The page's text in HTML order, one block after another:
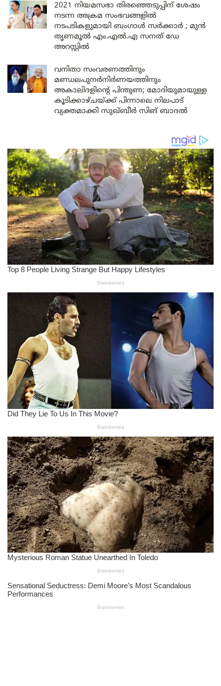
2021 നിയമസഭാ തിരഞ്ഞെടുപ്പിന് ശേഷം
നടന്ന അക്രമ സംഭവങ്ങളിൽ
നടപടികളുമായി ബംഗാൾ സർക്കാർ ; മുൻ
തൃണമൂൽ എം.എൽ.എ സനത് ഡേ
അറസ്റ്റിൽ
വനിതാ സംവരണത്തിനും
മണ്ഡലപുനർനിർണയത്തിനും
അകാലിദളിന്റെ പിന്തുണ; മോദിയുമായുള്ള
കൂടിക്കാഴ്ചയ്ക്ക് പിന്നാലെ നിലപാട്
വ്യക്തമാക്കി സുഖ്ബീർ സിങ് ബാദൽ